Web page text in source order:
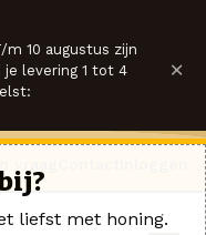
m 10 augustus zijn
je levering 1 tot 4
×
liefst met honing.